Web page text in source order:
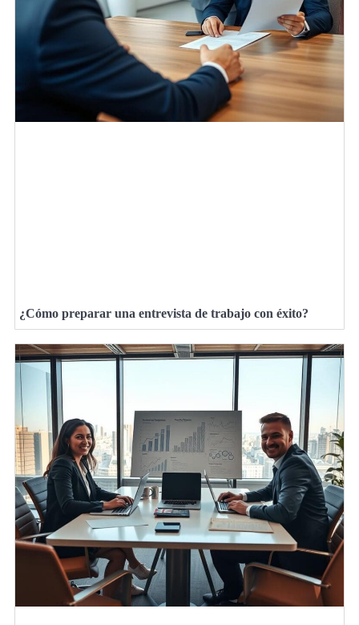
¿Cómo preparar una entrevista de trabajo con éxito?